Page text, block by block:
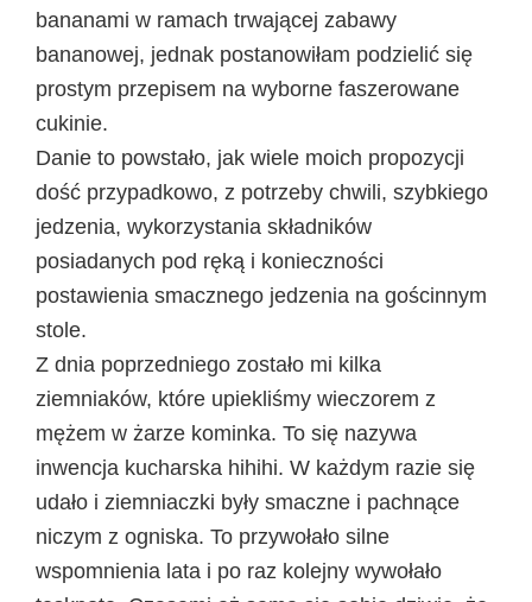
bananami w ramach trwającej zabawy
bananowej, jednak postanowiłam podzielić się
prostym przepisem na wyborne faszerowane
cukinie.
Danie to powstało, jak wiele moich propozycji
dość przypadkowo, z potrzeby chwili, szybkiego
jedzenia, wykorzystania składników
posiadanych pod ręką i konieczności
postawienia smacznego jedzenia na gościnnym
stole.
Z dnia poprzedniego zostało mi kilka
ziemniaków, które upiekliśmy wieczorem z
mężem w żarze kominka. To się nazywa
inwencja kucharska hihihi. W każdym razie się
udało i ziemniaczki były smaczne i pachnące
niczym z ogniska. To przywołało silne
wspomnienia lata i po raz kolejny wywołało